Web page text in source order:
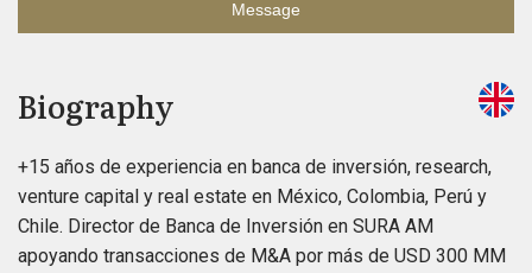
Message
Biography
+15 años de experiencia en banca de inversión, research,
venture capital y real estate en México, Colombia, Perú y
Chile. Director de Banca de Inversión en SURA AM
apoyando transacciones de M&A por más de USD 300 MM